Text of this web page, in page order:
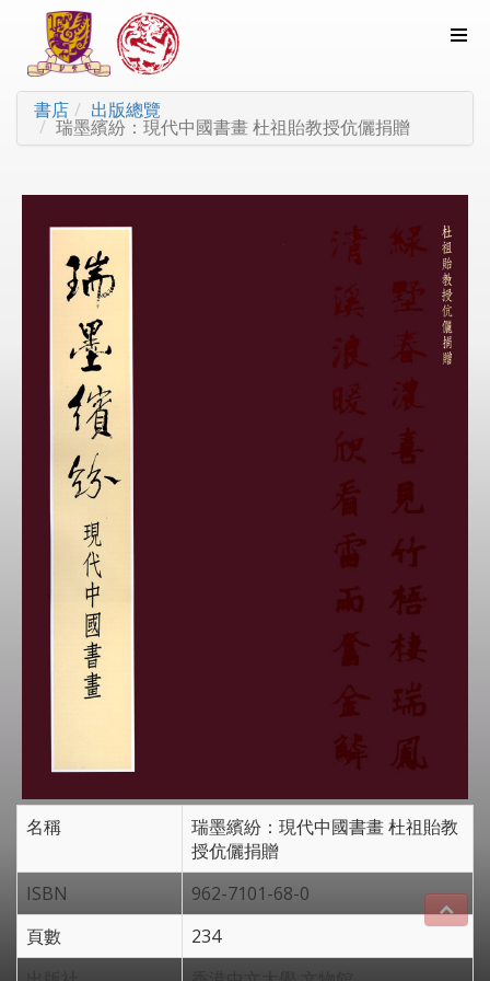
書店 出版總覽
瑞墨繽紛：現代中國書畫 杜祖貽教授伉儷捐贈
名稱
瑞墨繽紛：現代中國書畫 杜祖貽教
授伉儷捐贈
ISBN
962-7101-68-0
頁數
234